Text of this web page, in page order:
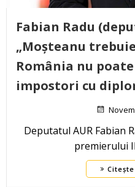
Fabian Radu
„Moșteanu
România nu
impostori cu
Deputatul AUR Fabian
premierului